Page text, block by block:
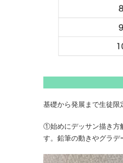
基礎から発展まで生徒限
①始めにデッサン描き方
す。鉛筆の動きやグラデ